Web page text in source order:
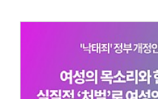
연구자료
행사자료
카드뉴스